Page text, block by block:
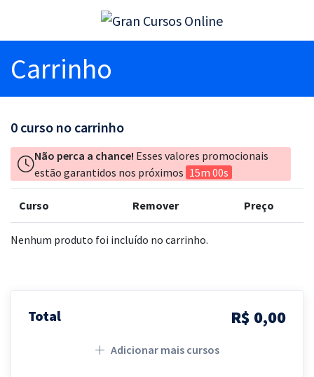
Carrinho
0 curso no carrinho
Não perca a chance! Esses valores promocionais
estão garantidos nos próximos 15m 00s
Curso Remover Preço
Nenhum produto foi incluído no carrinho.
Total R$ 0,00
Adicionar mais cursos